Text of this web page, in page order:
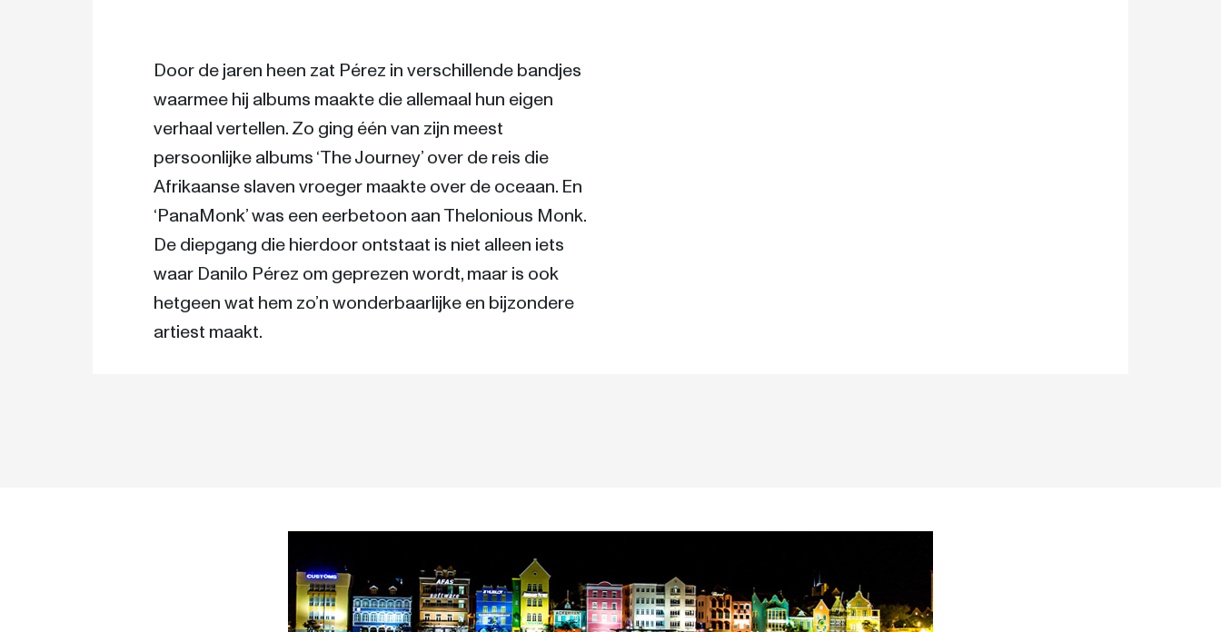
Door de jaren heen zat Pérez in verschillende bandjes
waarmee hij albums maakte die allemaal hun eigen
verhaal vertellen. Zo ging één van zijn meest
persoonlijke albums ‘The Journey’ over de reis die
Afrikaanse slaven vroeger maakte over de oceaan. En
‘PanaMonk’ was een eerbetoon aan Thelonious Monk.
De diepgang die hierdoor ontstaat is niet alleen iets
waar Danilo Pérez om geprezen wordt, maar is ook
hetgeen wat hem zo’n wonderbaarlijke en bijzondere
artiest maakt.